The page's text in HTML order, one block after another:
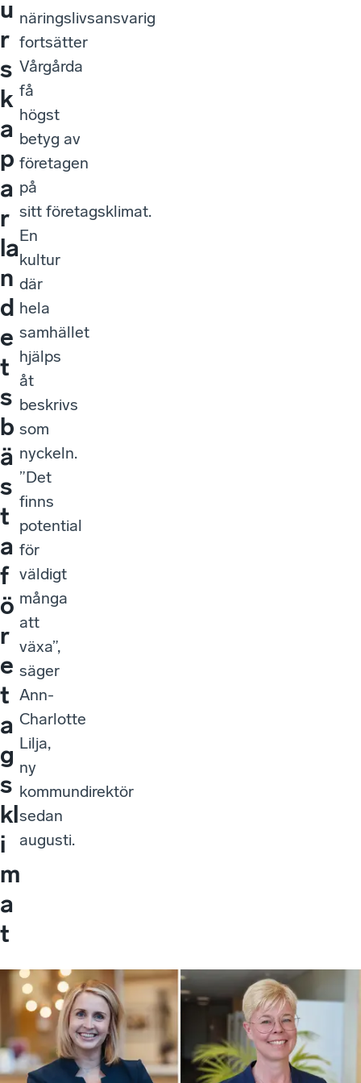
u
r
s
k
a
p
a
r
la
n
d
e
t
s
b
ä
s
t
a
f
ö
r
e
t
a
g
s
kl
i
m
a
t
näringslivsansvarig
fortsätter
Vårgårda
få
högst
betyg av
företagen
på
sitt företagsklimat.
En
kultur
där
hela
samhället
hjälps
åt
beskrivs
som
nyckeln.
”Det
finns
potential
för
väldigt
många
att
växa”,
säger
Ann-
Charlotte
Lilja,
ny
kommundirektör
sedan
augusti.